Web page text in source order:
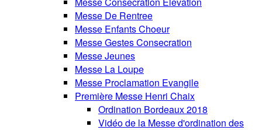
Messe De Rentree
Messe Enfants Choeur
Messe Gestes Consecration
Messe Jeunes
Messe La Loupe
Messe Proclamation Evangile
Première Messe Henri Chaix
Ordination Bordeaux 2018
Vidéo de la Messe d'ordination des